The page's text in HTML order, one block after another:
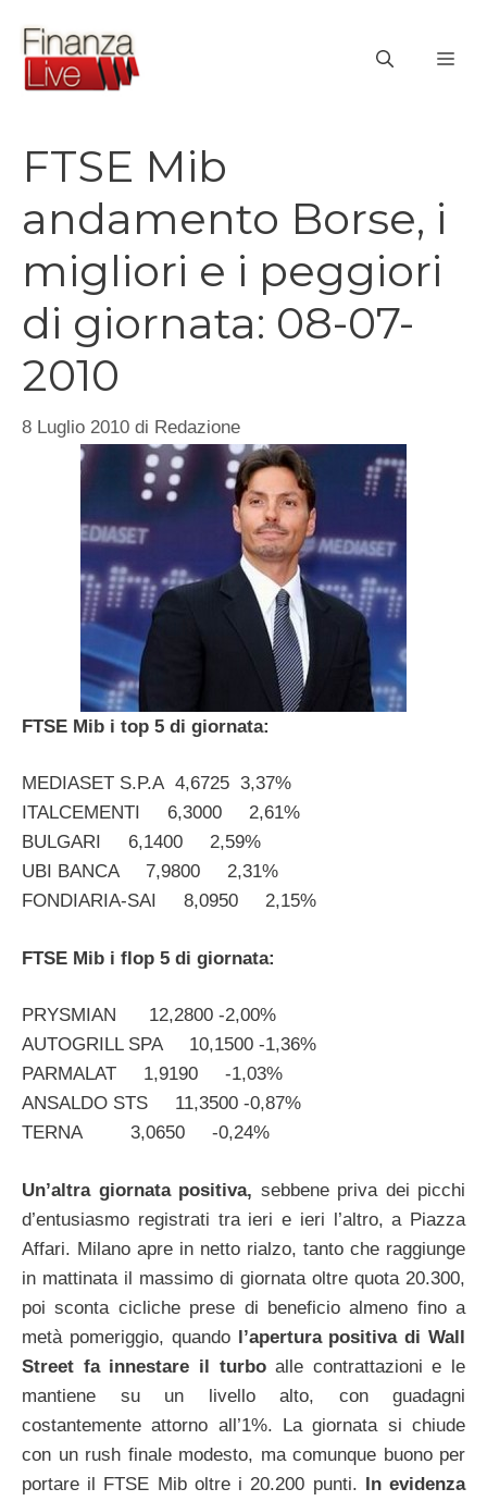
contenuto
FTSE Mib
andamento Borse, i
migliori e i peggiori
di giornata: 08-07-
2010
8 Luglio 2010 di Redazione
FTSE Mib i top 5 di giornata:
MEDIASET S.P.A 4,6725 3,37%
ITALCEMENTI 6,3000 2,61%
BULGARI 6,1400 2,59%
UBI BANCA 7,9800 2,31%
FONDIARIA-SAI 8,0950 2,15%
FTSE Mib i flop 5 di giornata:
PRYSMIAN 12,2800 -2,00%
AUTOGRILL SPA 10,1500 -1,36%
PARMALAT 1,9190 -1,03%
ANSALDO STS 11,3500 -0,87%
TERNA 3,0650 -0,24%
Un’altra giornata positiva, sebbene priva dei picchi
d’entusiasmo registrati tra ieri e ieri l’altro, a Piazza
Affari. Milano apre in netto rialzo, tanto che raggiunge
in mattinata il massimo di giornata oltre quota 20.300,
poi sconta cicliche prese di beneficio almeno fino a
metà pomeriggio, quando l’apertura positiva di Wall
Street fa innestare il turboalle contrattazioni e le
mantiene su un livello alto, con guadagni
costantemente attorno all’1%. La giornata si chiude
con un rush finale modesto, ma comunque buono per
portare il FTSE Mib oltre i 20.200 punti. In evidenza